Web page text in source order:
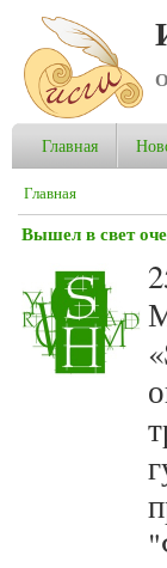
Главная
Вы здесь
Главная
Вышел в свет